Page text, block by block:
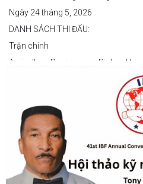
Ngày 24 tháng 5, 2026
DANH SÁCH THI ĐẤU:
Trận chính
Arvin Jhon Paciones vs Richard
Zyvyr John Medecilo vs Tatsuro
Junny Bugas vs Jeven Villacite
Claire Villarosa vs Felipe Tiempo
Các trận undercard
Jeff Santos vs Miller Alapormina
Yuga Ozaki vs Jonathan Refugio